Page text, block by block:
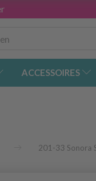
ACCESSOIRES
201-33 Sonora